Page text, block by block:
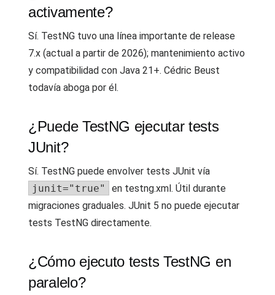
activamente?
Sí. TestNG tuvo una línea importante de release
7.x (actual a partir de 2026); mantenimiento activo
y compatibilidad con Java 21+. Cédric Beust
todavía aboga por él.
¿Puede TestNG ejecutar tests
JUnit?
Sí. TestNG puede envolver tests JUnit vía
junit="true"
en testng.xml. Útil durante
migraciones graduales. JUnit 5 no puede ejecutar
tests TestNG directamente.
¿Cómo ejecuto tests TestNG en
paralelo?